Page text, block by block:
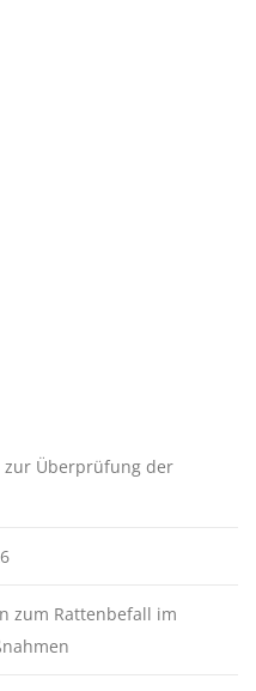
Überprüfung der
zum Rattenbefall im